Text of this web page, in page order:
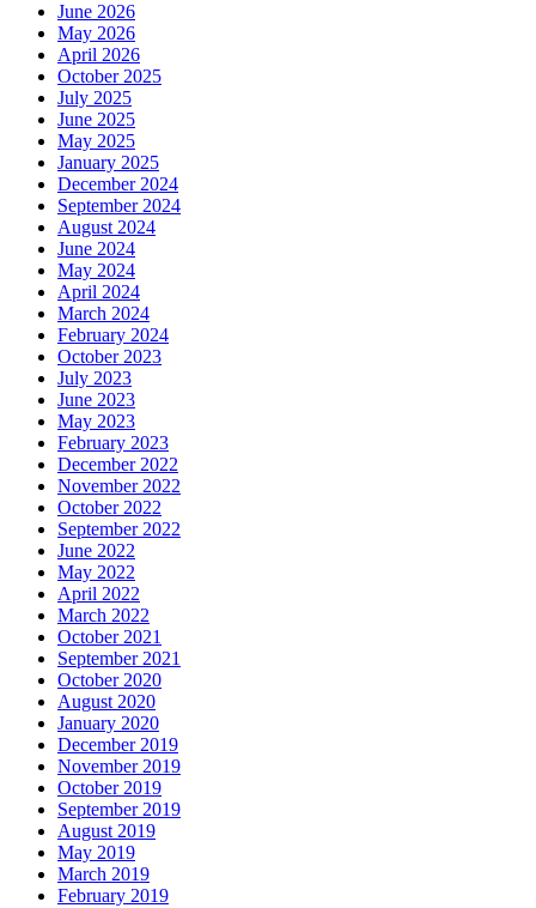
June 2026
May 2026
April 2026
October 2025
July 2025
June 2025
May 2025
January 2025
December 2024
September 2024
August 2024
June 2024
May 2024
April 2024
March 2024
February 2024
October 2023
July 2023
June 2023
May 2023
February 2023
December 2022
November 2022
October 2022
September 2022
June 2022
May 2022
April 2022
March 2022
October 2021
September 2021
October 2020
August 2020
January 2020
December 2019
November 2019
October 2019
September 2019
August 2019
May 2019
March 2019
February 2019